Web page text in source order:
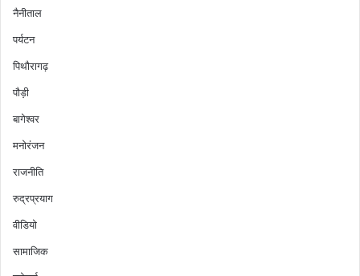
नैनीताल
पर्यटन
पिथौरागढ़
पौड़ी
बागेश्वर
मनोरंजन
राजनीति
रुद्रप्रयाग
वीडियो
सामाजिक